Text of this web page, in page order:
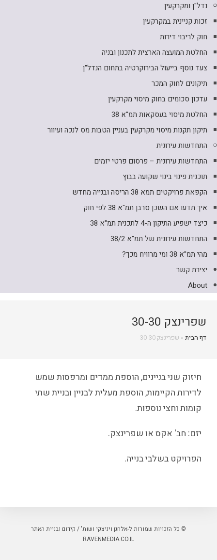
נדל"ן ומקרקעין
זכות קניינית במקרקעין
חוק לריבוי דירות
החלטת המועצה הארצית לתכנון ובניה
צעד נוסף בייעול הבירוקרטיה בתחום הנדל"ן
תיקונים לחוק המכר
עדכון סכומים בחוק מיסוי מקרקעין
החלטת מיסוי בעסקאות תמ"א 38
תיקון תקנות מיסוי מקרקעין בעניין הטבות מס לנכה ועיוור
התחדשות עירונית
התחדשות עירונית – פרסום פרטי יזמים
תוכנית פינוי בינוי שקועה בבוץ
הקפאת פרויקטים תמא 38 הריסה ובנייה מחדש
איך תדעו אם השכן סרבן תמ"א 38 לפי חוק
כיצד ישפיע התיקון ה-4 לתכנית תמ"א 38
התחדשות עירונית של תמ"א 38/2
מהי תמ"א 38 ומי מרוויח מכך?
יצירת קשר
About
שפרינצק 30-30
דף הבית » שפרינצק 30-30
חיזוק שני בניינים, הוספת ממדים ומרפסות שמש
לדירות הקיימות, הוספת מעלית לבניין ובניית שתי
קומות וחצי נוספות.
יזם: חב' אקס או שפרינצק.
הפרויקט בשלבי בנייה.
© כל הזכויות שמורות ל-אלחנן ויניצקי ושות' / קידום ובניית האתר
RAVENMEDIA.CO.IL